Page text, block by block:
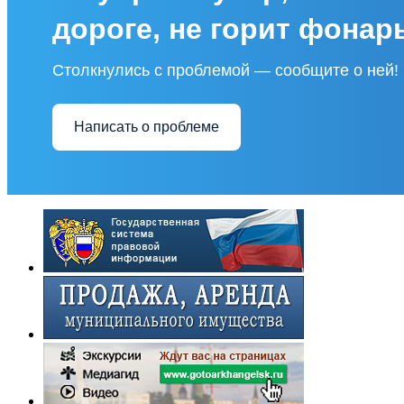
дороге, не горит
Столкнулись с проблемой — сообщите о ней!
Написать о проблеме